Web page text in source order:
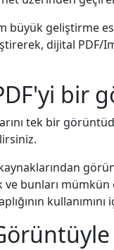
büyük geliştirme
dijital PDF/
bir
tek bir
ve bunları
kullanımını